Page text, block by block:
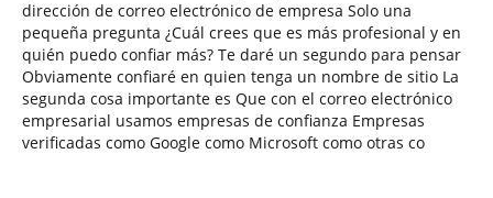
dirección de correo electrónico de empresa Solo una
pequeña pregunta ¿Cuál crees que es más profesional y en
quién puedo confiar más? Te daré un segundo para pensar
Obviamente confiaré en quien tenga un nombre de sitio La
segunda cosa importante es Que con el correo electrónico
empresarial usamos empresas de confianza Empresas
verificadas como Google como Microsoft como otras co